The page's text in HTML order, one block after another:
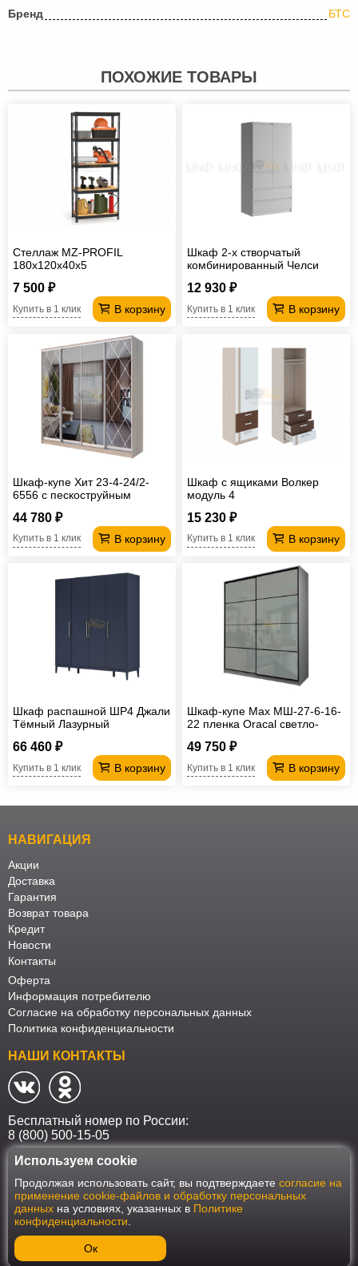
Бренд
БТС
ПОХОЖИЕ ТОВАРЫ
Стеллаж MZ-PROFIL
180х120х40х5
7 500 ₽
В корзину
Купить в 1 клик
Шкаф 2-х створчатый
комбинированный Челси
12 930 ₽
В корзину
Купить в 1 клик
Шкаф-купе Хит 23-4-24/2-
6556 с пескоструйным
44 780 ₽
В корзину
Купить в 1 клик
Шкаф с ящиками Волкер
модуль 4
15 230 ₽
В корзину
Купить в 1 клик
Шкаф распашной ШР4 Джали
Тёмный Лазурный
66 460 ₽
В корзину
Купить в 1 клик
Шкаф-купе Max МШ-27-6-16-
22 пленка Oracal светло-
49 750 ₽
В корзину
Купить в 1 клик
НАВИГАЦИЯ
Акции
Доставка
Гарантия
Возврат товара
Кредит
Новости
Контакты
Оферта
Информация потребителю
Согласие на обработку персональных данных
Политика конфиденциальности
НАШИ КОНТАКТЫ
Бесплатный номер по России:
8 (800) 500-15-05
Наш интернет-магазин работает в соответствии с требованиями
Федерального закона от 27 июля 2006 года №152-ФЗ "О персональных
данных". Оформить заказ на сайте Мебеласка возможно только при
наличии согласия на обработку Ваших персональных данных. Для
улучшения работы сайта и его взаимодействия с пользователями мы
соглашаетесь с использованием cookie.
Используем cookie
Продолжая использовать сайт, вы подтверждаете согласие на
применение cookie-файлов и обработку персональных
данных на условиях, указанных в Политике
конфиденциальности
Ок